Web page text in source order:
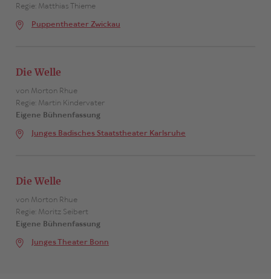
Regie: Matthias Thieme
Puppentheater Zwickau
Die Welle
von Morton Rhue
Regie: Martin Kindervater
Eigene Bühnenfassung
Junges Badisches Staatstheater Karlsruhe
Die Welle
von Morton Rhue
Regie: Moritz Seibert
Eigene Bühnenfassung
Junges Theater Bonn